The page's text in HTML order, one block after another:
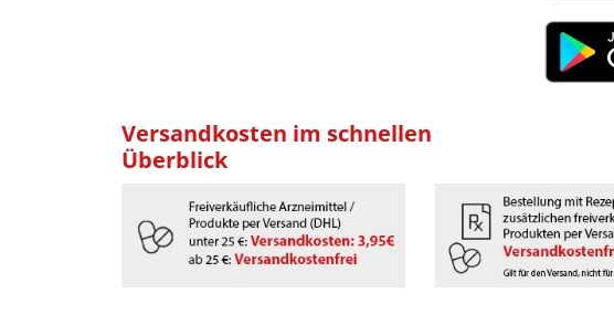
Versandkosten im schnellen
Überblick